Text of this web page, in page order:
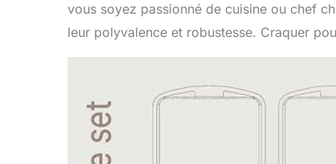
vous soyez passionné de cuisine ou chef
leur polyvalence et robustesse. Craquer